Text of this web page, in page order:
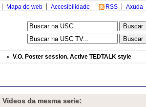
Axuda
RSS
Accesibilidade
Mapa do web
» V.O. Poster session. Active TEDTALK style
Vídeos da mesma serie: